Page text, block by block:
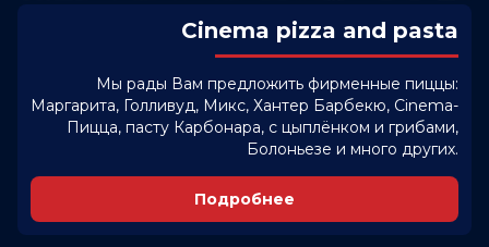
Cinema pizza and pasta
Мы рады Вам предложить фирменные пиццы:
Маргарита, Голливуд, Микс, Хантер Барбекю, Cinema-
Пицца, пасту Карбонара, с цыплёнком и грибами,
Болоньезе и много других.
Подробнее